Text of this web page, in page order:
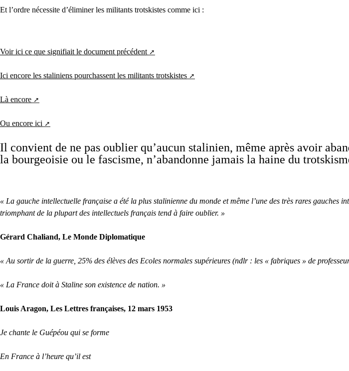
Et l’ordre nécessite d’éliminer les militants trotskistes comme ici :
Voir ici ce que signifiait le document précédent
Ici encore les staliniens pourchassent les militants trotskistes
Là encore
Ou encore ici
Il convient de ne pas oublier qu’aucun stalinien, même après avoir
la bourgeoisie ou le fascisme, n’abandonne jamais la haine du
« La gauche intellectuelle française a été la plus stalinienne du monde et même l’une des très rares
triomphant de la plupart des intellectuels français tend à faire oublier. »
Gérard Chaliand, Le Monde Diplomatique
« Au sortir de la guerre, 25% des élèves des Ecoles normales supérieures (ndlr : les « fabriques » de
« La France doit à Staline son existence de nation. »
Louis Aragon, Les Lettres françaises, 12 mars 1953
Je chante le Guépéou qui se forme
En France à l’heure qu’il est